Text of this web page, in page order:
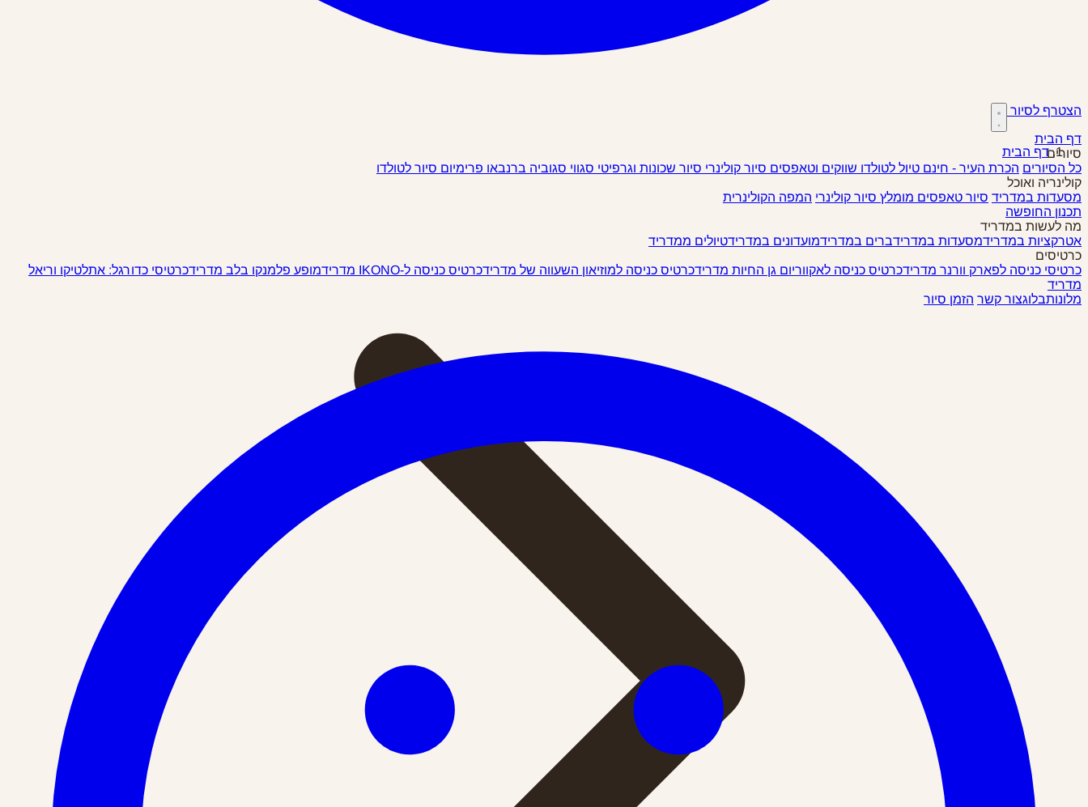
הצטרף לסיור
דף הבית
סיורים
כל הסיורים הכרת העיר - חינם טיול לטולדו שווקים וטאפסים סיור קולינרי סיור שכונות וגרפיטי סגווי סגוביה ברנבאו פרימיום סיור לטולדו
קולינריה ואוכל
מסעדות במדריד סיור טאפסים מומלץ סיור קולינרי המפה הקולינרית
תכנון החופשה
מה לעשות במדריד
אטרקציות במדרידמסעדות במדרידברים במדרידמועדונים במדרידטיולים ממדריד
כרטיסים
כרטיסי כניסה לפארק וורנר מדרידכרטיס כניסה לאקווריום גן החיות מדרידכרטיס כניסה למוזיאון השעווה של מדרידכרטיס כניסה ל-IKONO מדריד מופע פלמנקו בלב מדרידכרטיסי כדורגל: אתלטיקו וריאל
מדריד
מלונותבלוגצור קשר הזמן סיור
דף הבית